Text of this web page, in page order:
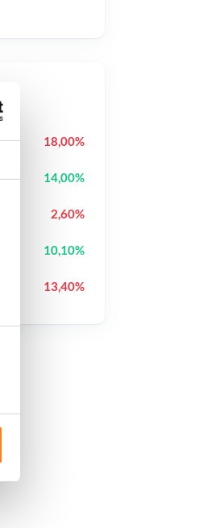
18,00%
14,00%
2,60%
10,10%
13,40%